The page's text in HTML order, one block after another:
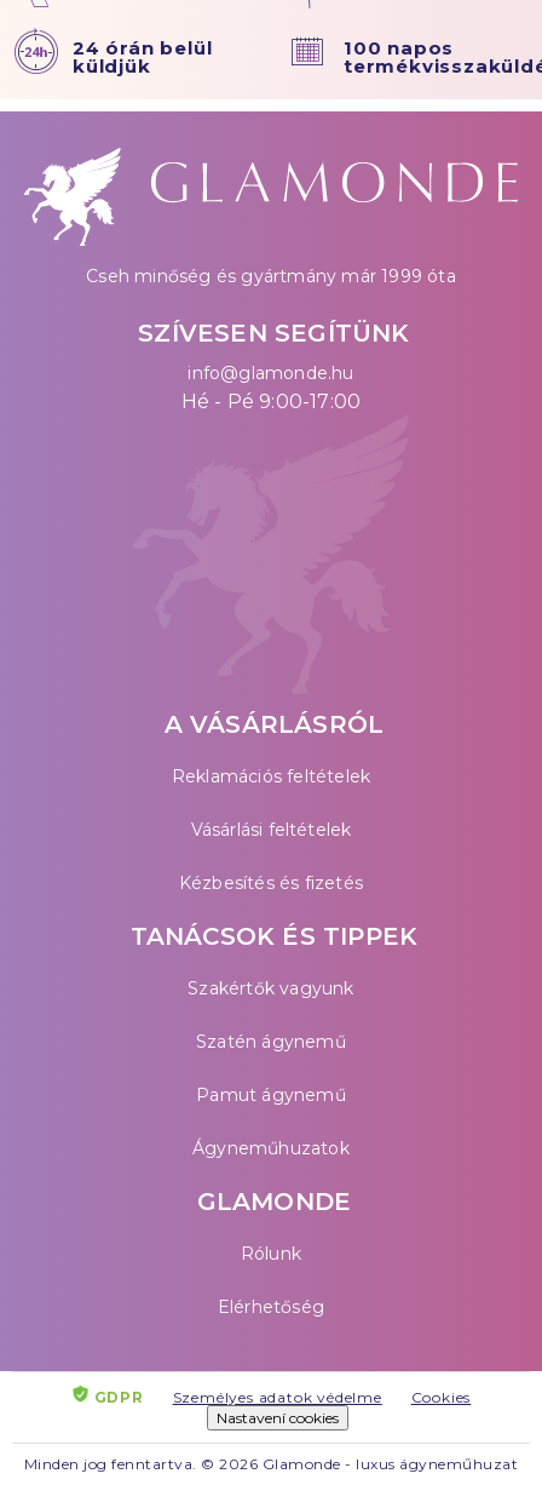
24 órán belül
küldjük
100 napos
Cseh minőség és gyártmány már 1999 óta
SZÍVESEN SEGÍTÜNK
info@glamonde.hu
Hé - Pé 9:00-17:00
A VÁSÁRLÁSRÓL
Reklamációs feltételek
Vásárlási feltételek
Kézbesítés és fizetés
TANÁCSOK ÉS TIPPEK
Szakértők vagyunk
Szatén ágynemű
Pamut ágynemű
Ágyneműhuzatok
GLAMONDE
Rólunk
Elérhetőség
GDPR Személyes adatok védelme
Cookies
Nastavení cookies
Minden jog fenntartva. © 2026 Glamonde - luxus ágyneműhuzat